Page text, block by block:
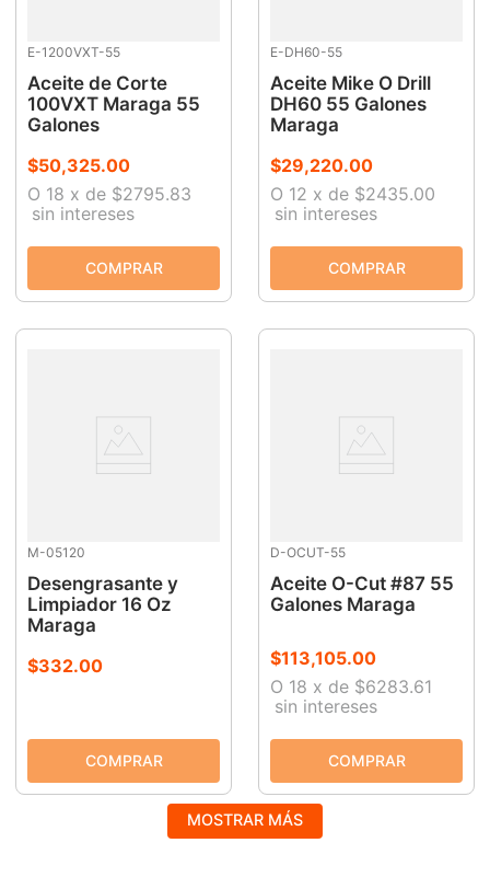
E-1200VXT-55
Aceite de Corte
100VXT Maraga 55
Galones
$50,325.00
O 18 x de $2795.83
sin intereses
E-DH60-55
Aceite Mike O Drill
DH60 55 Galones
Maraga
$29,220.00
O 12 x de $2435.00
sin intereses
M-05120
Desengrasante y
Limpiador 16 Oz
Maraga
$332.00
D-OCUT-55
Aceite O-Cut #87 55
Galones Maraga
$113,105.00
O 18 x de $6283.61
sin intereses
MOSTRAR MÁS